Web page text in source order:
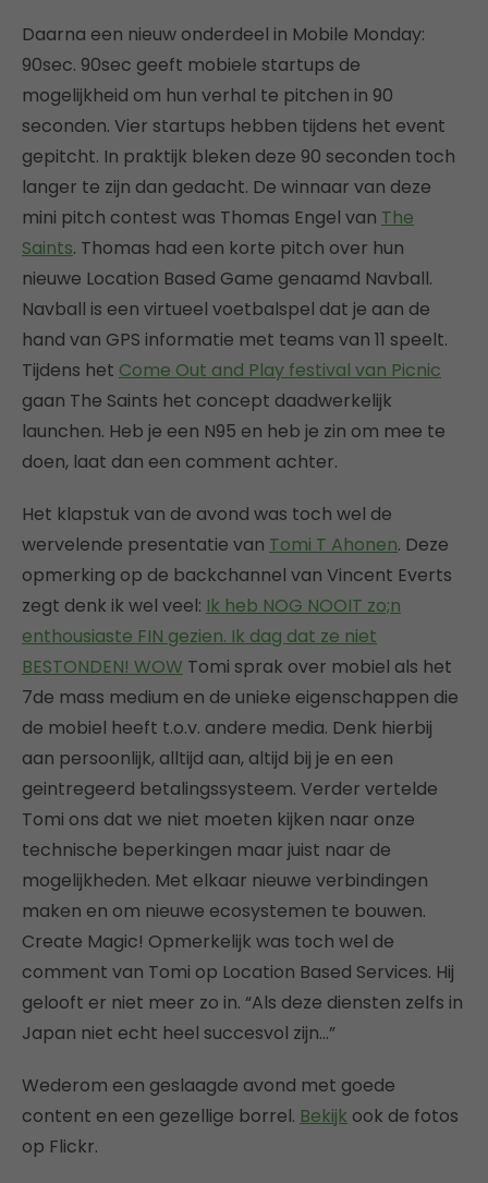
Daarna een nieuw onderdeel in Mobile Monday:
90sec. 90sec geeft mobiele startups de
mogelijkheid om hun verhal te pitchen in 90
seconden. Vier startups hebben tijdens het event
gepitcht. In praktijk bleken deze 90 seconden toch
langer te zijn dan gedacht. De winnaar van deze
mini pitch contest was Thomas Engel van The
Saints. Thomas had een korte pitch over hun
nieuwe Location Based Game genaamd Navball.
Navball is een virtueel voetbalspel dat je aan de
hand van GPS informatie met teams van 11 speelt.
Tijdens het Come Out and Play festival van Picnic
gaan The Saints het concept daadwerkelijk
launchen. Heb je een N95 en heb je zin om mee te
doen, laat dan een comment achter.
Het klapstuk van de avond was toch wel de
wervelende presentatie van Tomi T Ahonen. Deze
opmerking op de backchannel van Vincent Everts
zegt denk ik wel veel: Ik heb NOG NOOIT zo;n
enthousiaste FIN gezien. Ik dag dat ze niet
BESTONDEN! WOW Tomi sprak over mobiel als het
7de mass medium en de unieke eigenschappen die
de mobiel heeft t.o.v. andere media. Denk hierbij
aan persoonlijk, alltijd aan, altijd bij je en een
geintregeerd betalingssysteem. Verder vertelde
Tomi ons dat we niet moeten kijken naar onze
technische beperkingen maar juist naar de
mogelijkheden. Met elkaar nieuwe verbindingen
maken en om nieuwe ecosystemen te bouwen.
Create Magic! Opmerkelijk was toch wel de
comment van Tomi op Location Based Services. Hij
gelooft er niet meer zo in. “Als deze diensten zelfs in
Japan niet echt heel succesvol zijn…”
Wederom een geslaagde avond met goede
content en een gezellige borrel. Bekijk ook de fotos
op Flickr.